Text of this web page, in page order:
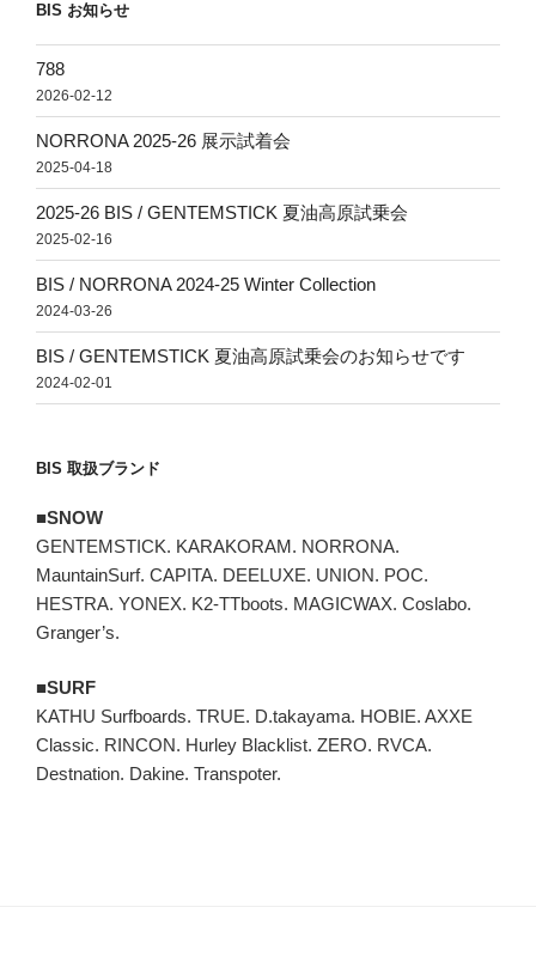
BIS お知らせ
788
2026-02-12
NORRONA 2025-26 展示試着会
2025-04-18
2025-26 BIS / GENTEMSTICK 夏油高原試乗会
2025-02-16
BIS / NORRONA 2024-25 Winter Collection
2024-03-26
BIS / GENTEMSTICK 夏油高原試乗会のお知らせです
2024-02-01
BIS 取扱ブランド
■SNOW
GENTEMSTICK. KARAKORAM. NORRONA.
MauntainSurf. CAPITA. DEELUXE. UNION. POC.
HESTRA. YONEX. K2-TTboots. MAGICWAX. Coslabo.
Granger’s.
■SURF
KATHU Surfboards. TRUE. D.takayama. HOBIE. AXXE
Classic. RINCON. Hurley Blacklist. ZERO. RVCA.
Destnation. Dakine. Transpoter.